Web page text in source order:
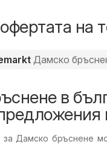
на
Дамско
в
Дамско бръснене